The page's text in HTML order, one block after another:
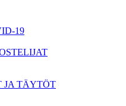
19
JA TÄYTÖT